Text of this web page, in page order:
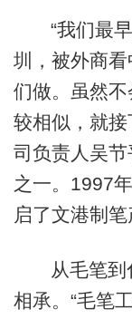
“我们最
圳，被外商
们做。虽然
较相似，就接
司负责人吴
之一。1997
启了文港制笔
从毛笔
相承。“毛笔